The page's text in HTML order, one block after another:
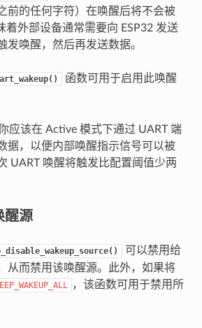
前的任何字符）在唤醒后将不会被
着外部设备通常需要向 ESP32 发送
发唤醒，然后再发送数据。
函数可用于启用此唤醒
应该在 Active 模式下通过 UART 端
据，以便内部唤醒指示信号可以被
UART 唤醒将触发比配置阈值少两
醒源
可以禁用给
从而禁用该唤醒源。此外，如果将
，该函数可用于禁用所